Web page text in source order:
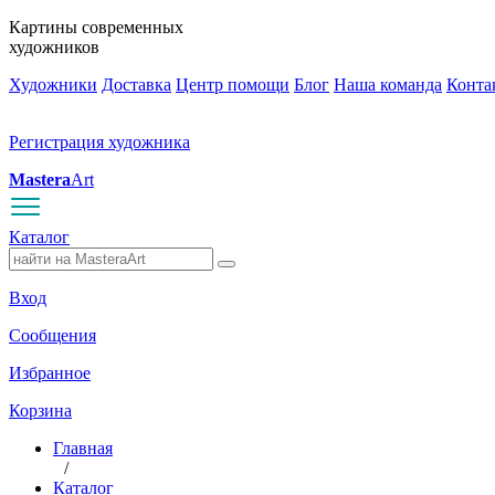
Картины современных
художников
Художники Доставка Центр помощи Блог Наша команда
Регистрация художника
MasteraArt
Каталог
Вход
Сообщения
Избранное
Корзина
Главная
/
Каталог